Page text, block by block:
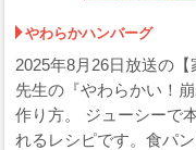
やわらかハンバーグ
2025年8月26日放送の
先生の『やわらかい！
作り方。 ジューシーで
れるレシピです。食パ